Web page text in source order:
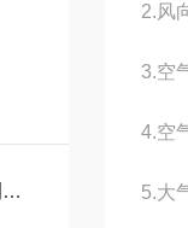
2.风
3.空
4.空
5.大